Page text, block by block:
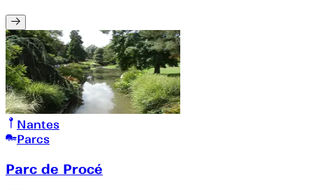
Nantes
Parcs
Parc de Procé